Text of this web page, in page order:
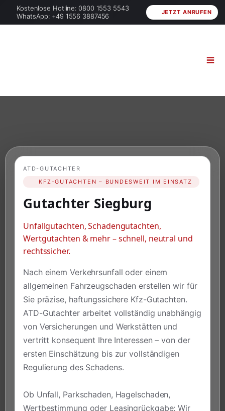
Kostenlose Hotline: 0800 1553 5543
WhatsApp: +49 1556 3887456
JETZT ANRUFEN
ATD-GUTACHTER
KFZ-GUTACHTEN – BUNDESWEIT IM EINSATZ
Gutachter Siegburg
Unfallgutachten, Schadengutachten,
Wertgutachten & mehr – schnell, neutral und
rechtssicher.
Nach einem Verkehrsunfall oder einem
allgemeinen Fahrzeugschaden erstellen wir für
Sie präzise, haftungssichere Kfz-Gutachten.
ATD-Gutachter arbeitet vollständig unabhängig
von Versicherungen und Werkstätten und
vertritt konsequent Ihre Interessen – von der
ersten Einschätzung bis zur vollständigen
Regulierung des Schadens.
Ob Unfall, Parkschaden, Hagelschaden,
Wertbestimmung oder Leasingrückgabe: Wir